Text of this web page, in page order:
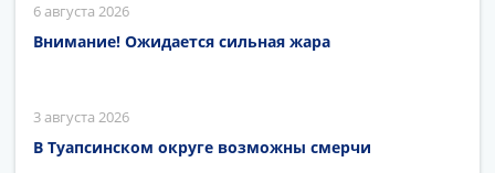
6 августа 2026
Внимание! Ожидается сильная жара
3 августа 2026
В Туапсинском округе возможны смерчи